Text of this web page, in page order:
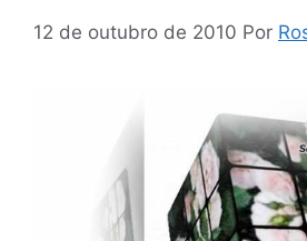
12 de outubro de 2010 Por